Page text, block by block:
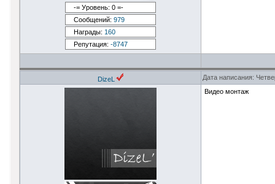
-= Уровень: 0 =-
Сообщений: 979
Награды: 160
Репутация: -8747
DizeL Дата написания:
Видео монтаж